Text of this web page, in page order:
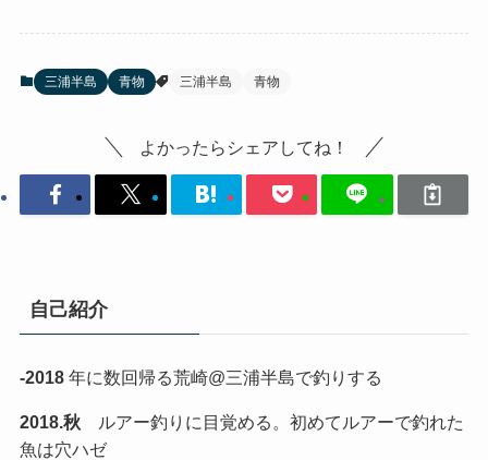
三浦半島 青物 三浦半島 青物
よかったらシェアしてね！
自己紹介
-2018年に数回帰る荒崎@三浦半島で釣りする
2018.秋ルアー釣りに目覚める。初めてルアーで釣れた
魚は穴ハゼ